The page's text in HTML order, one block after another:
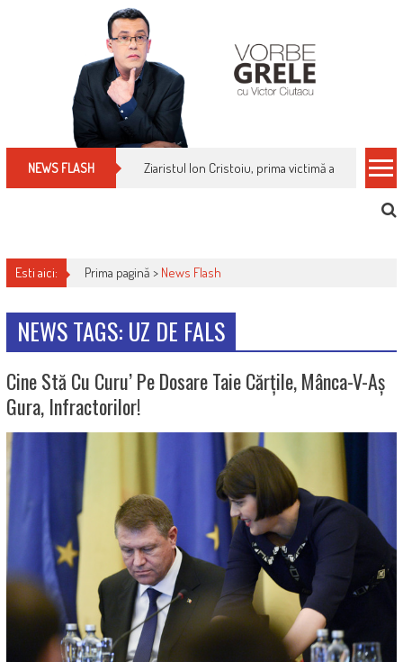
NEWS FLASH Ziaristul Ion Cristoiu, prima victimă a noi
Esti aici: Prima pagină > News Flash
NEWS TAGS: UZ DE FALS
Cine Stă Cu Curu’ Pe Dosare Taie Cărțile, Mânca-V-Aș
Gura, Infractorilor!